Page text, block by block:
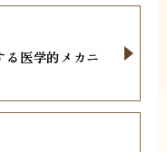
る医学的メカニ